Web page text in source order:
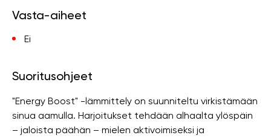
Vasta-aiheet
Ei
Suoritusohjeet
"Energy Boost" -lämmittely on suunniteltu virkistämään
sinua aamulla. Harjoitukset tehdään alhaalta ylöspäin
– jaloista päähän – mielen aktivoimiseksi ja